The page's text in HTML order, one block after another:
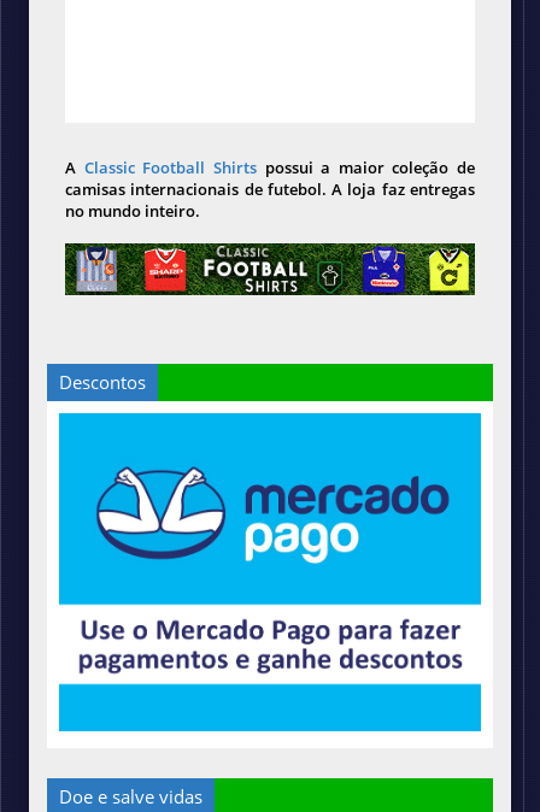
A Classic Football Shirts possui a maior coleção de
camisas internacionais de futebol. A loja faz entregas
no mundo inteiro.
Descontos
Doe e salve vidas